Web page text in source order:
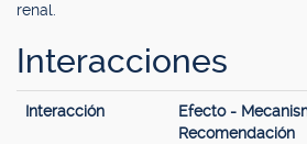
renal.
Interacciones
Interacción
Efecto -
Recomendación